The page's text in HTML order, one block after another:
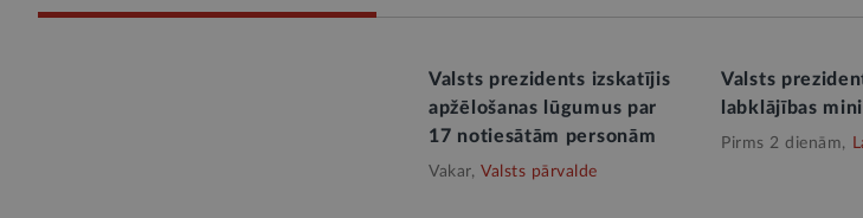
Valsts prezidents izskatījis
apžēlošanas lūgumus par
17 notiesātām personām
Vakar, Valsts pārvalde
Valsts
labklājības
Pirms 2 dienām,